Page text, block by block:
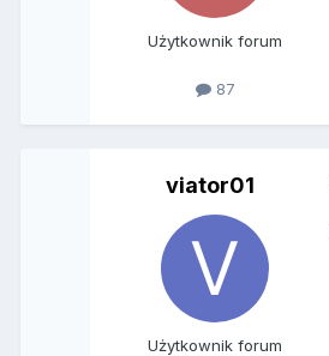
Użytkownik forum
87
viator01
Użytkownik forum